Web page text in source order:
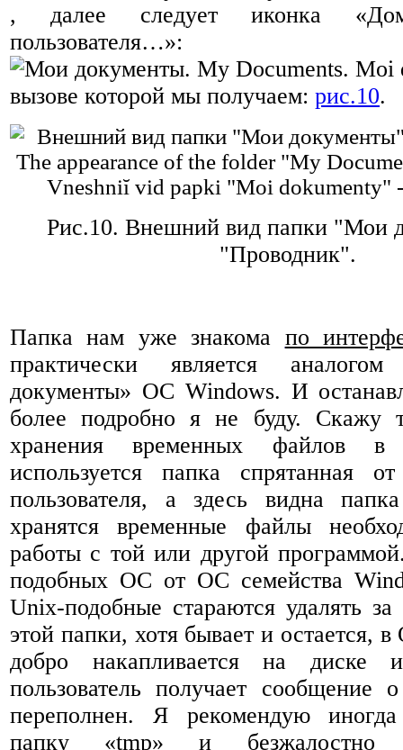
, далее следует иконка
пользователя…»:
вызове которой мы получаем: рис.10.
Рис.10. Внешний вид папки "Мои
"Проводник".
Папка нам уже знакома по
практически является
документы» ОС Windows. И
более подробно я не буду. Скажу
хранения временных файлов
используется папка спрятанная
пользователя, а здесь видна
хранятся временные файлы
работы с той или другой
подобных ОС от ОС семейства
Unix-подобные стараются удалять
этой папки, хотя бывает и остается,
добро накапливается на диске
пользователь получает сообщение
переполнен. Я рекомендую иногда
папку «tmp» и безжалостно